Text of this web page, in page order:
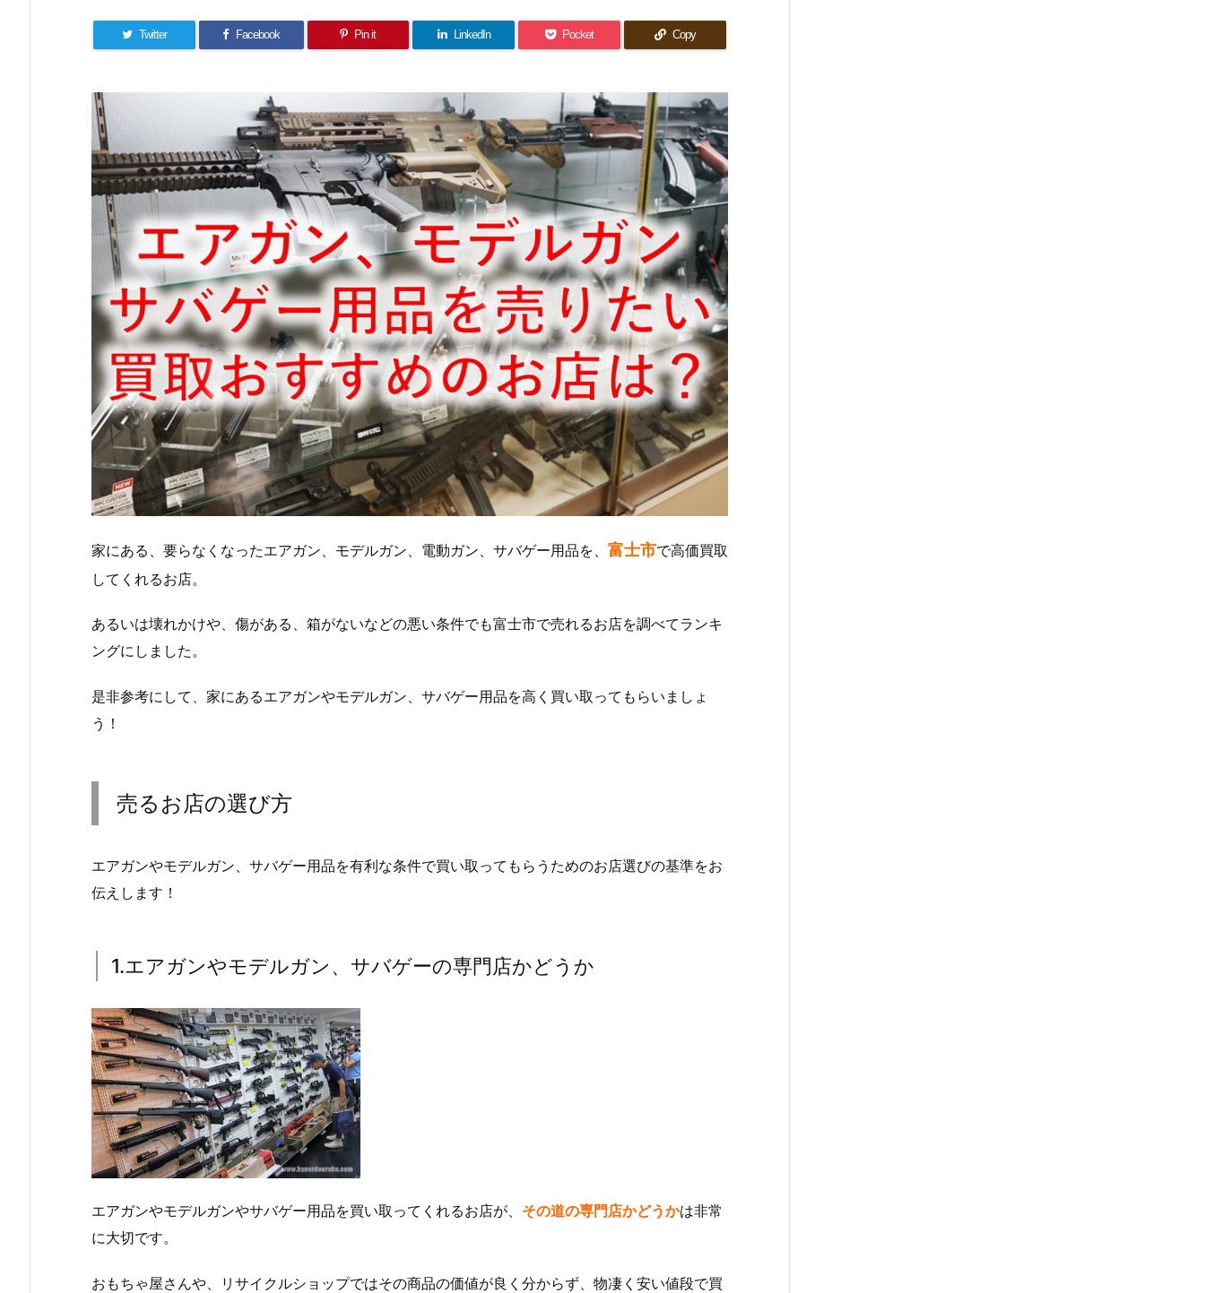
Twitter Facebook Pin it LinkedIn Pocket Copy
家にある、要らなくなったエアガン、モデルガン、電動ガン、サバゲー用品を、 富士市で高価買取
してくれるお店。
あるいは壊れかけや、傷がある、箱がないなどの悪い条件でも富士市で売れるお店を調べてランキ
ングにしました。
是非参考にして、家にあるエアガンやモデルガン、サバゲー用品を高く買い取ってもらいましょ
う！
売るお店の選び方
エアガンやモデルガン、サバゲー用品を有利な条件で買い取ってもらうためのお店選びの基準をお
伝えします！
1.エアガンやモデルガン、サバゲーの専門店かどうか
エアガンやモデルガンやサバゲー用品を買い取ってくれるお店が、 その道の専門店かどうかは非常
に大切です。
おもちゃ屋さんや、リサイクルショップではその商品の価値が良く分からず、物凄く安い値段で買